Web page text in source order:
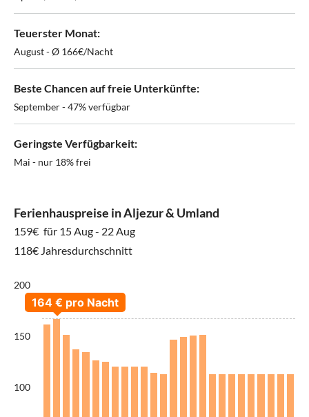
Teuerster Monat:
August - Ø 166€/Nacht
Beste Chancen auf freie Unterkünfte:
September - 47% verfügbar
Geringste Verfügbarkeit:
Mai - nur 18% frei
Ferienhauspreise in Aljezur & Umland
159€ für 15 Aug - 22 Aug
118€ Jahresdurchschnitt
200
150
100